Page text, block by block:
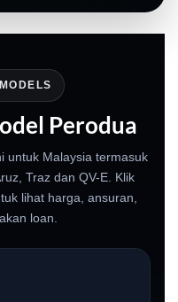
Perodua
untuk Malaysia termasuk
Traz dan QV-E. Klik
lihat harga, ansuran,
loan.